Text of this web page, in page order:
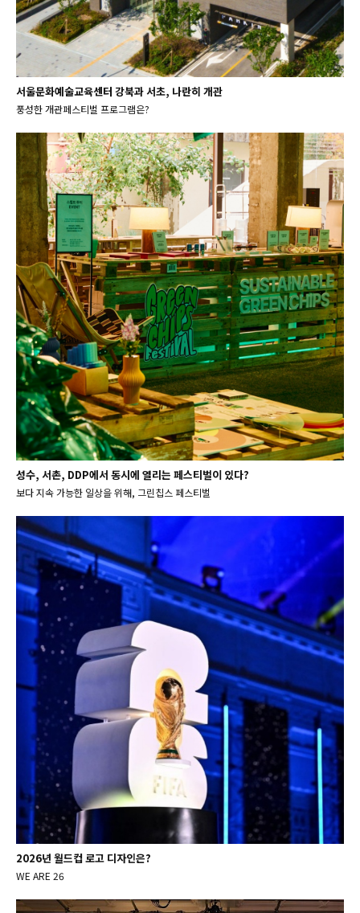
서울문화예술교육센터 강북과 서초, 나란히 개관
풍성한 개관페스티벌 프로그램은?
성수, 서촌, DDP에서 동시에 열리는 페스티벌이 있다?
보다 지속 가능한 일상을 위해, 그린칩스 페스티벌
2026년 월드컵 로고 디자인은?
WE ARE 26